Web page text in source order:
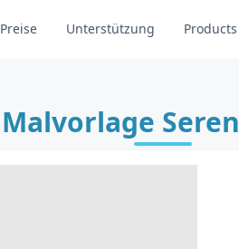
Preise Unterstützung Products
Malvorlage